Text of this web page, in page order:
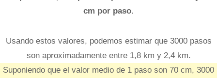
cm por paso.
Usando estos valores, podemos estimar que 3000 pasos
son aproximadamente entre 1,8 km y 2,4 km.
Suponiendo que el valor medio de 1 paso son 70 cm, 3000